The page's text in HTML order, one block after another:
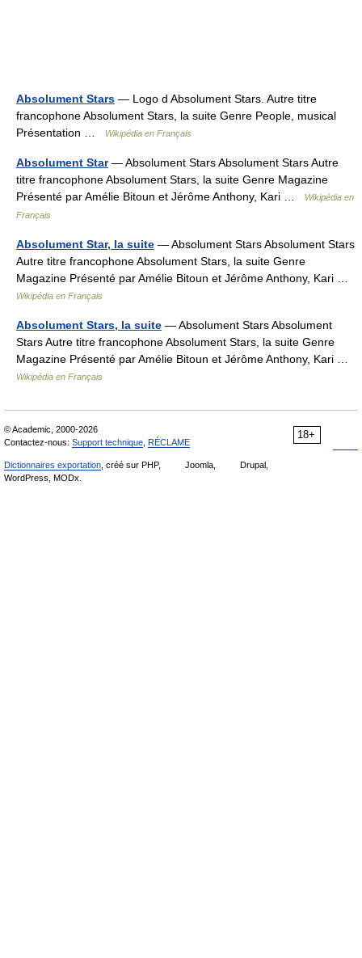
Absolument Stars — Logo d Absolument Stars. Autre titre
francophone Absolument Stars, la suite Genre People, musical
Présentation …
Wikipédia en Français
Absolument Star— Absolument Stars Absolument Stars Autre
titre francophone Absolument Stars, la suite Genre Magazine
Présenté par Amélie Bitoun et Jérôme Anthony, Kari …
Wikipédia en
Français
Absolument Star, la suite — Absolument Stars Absolument Stars
Autre titre francophone Absolument Stars, la suite Genre
Magazine Présenté par Amélie Bitoun et Jérôme Anthony, Kari …
Wikipédia en Français
Absolument Stars, la suite — Absolument Stars Absolument
Stars Autre titre francophone Absolument Stars, la suite Genre
Magazine Présenté par Amélie Bitoun et Jérôme Anthony, Kari …
Wikipédia en Français
18+
© Academic, 2000-2026
Contactez-nous: Support technique RÉCLAME
Dictionnaires exportation , créé sur PHP, Joomla,
Drupal,
WordPress, MODx.